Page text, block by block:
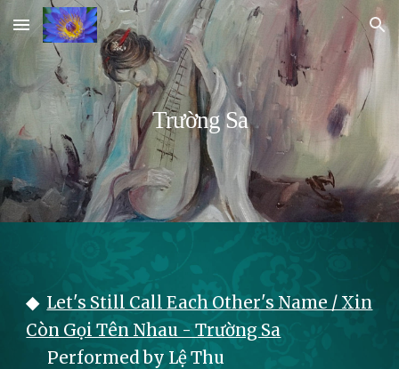
Skip to main content Skip to navigation
Trường Sa
◆ Let's Still Call Each Other's Name / Xin
Còn Gọi Tên Nhau - Trường Sa
Performed by Lệ Thu